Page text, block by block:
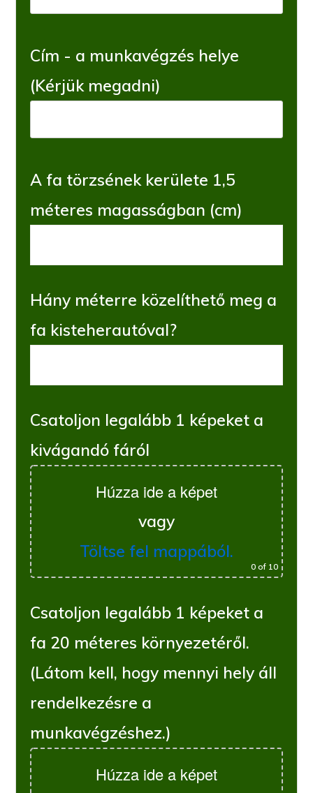
Cím - a munkavégzés helye
(Kérjük megadni)
A fa törzsének kerülete 1,5
méteres magasságban (cm)
Hány méterre közelíthető meg a
fa kisteherautóval?
Csatoljon legalább 1 képeket a
kivágandó fáról
Húzza ide a képet
vagy
Töltse fel mappából.
0of 10
Csatoljon legalább 1 képeket a
fa 20 méteres környezetéről.
(Látom kell, hogy mennyi hely áll
rendelkezésre a
munkavégzéshez.)
Húzza ide a képet